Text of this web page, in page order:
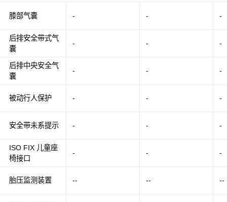
膝部气囊
后排安全带式气
囊
后排中央安全气
囊
被动行人保护
安全带未系提示
ISO FIX 儿童座
椅接口
胎压监测装置
- - -
- - -
- - -
- - -
- - -
- - -
-- -- --